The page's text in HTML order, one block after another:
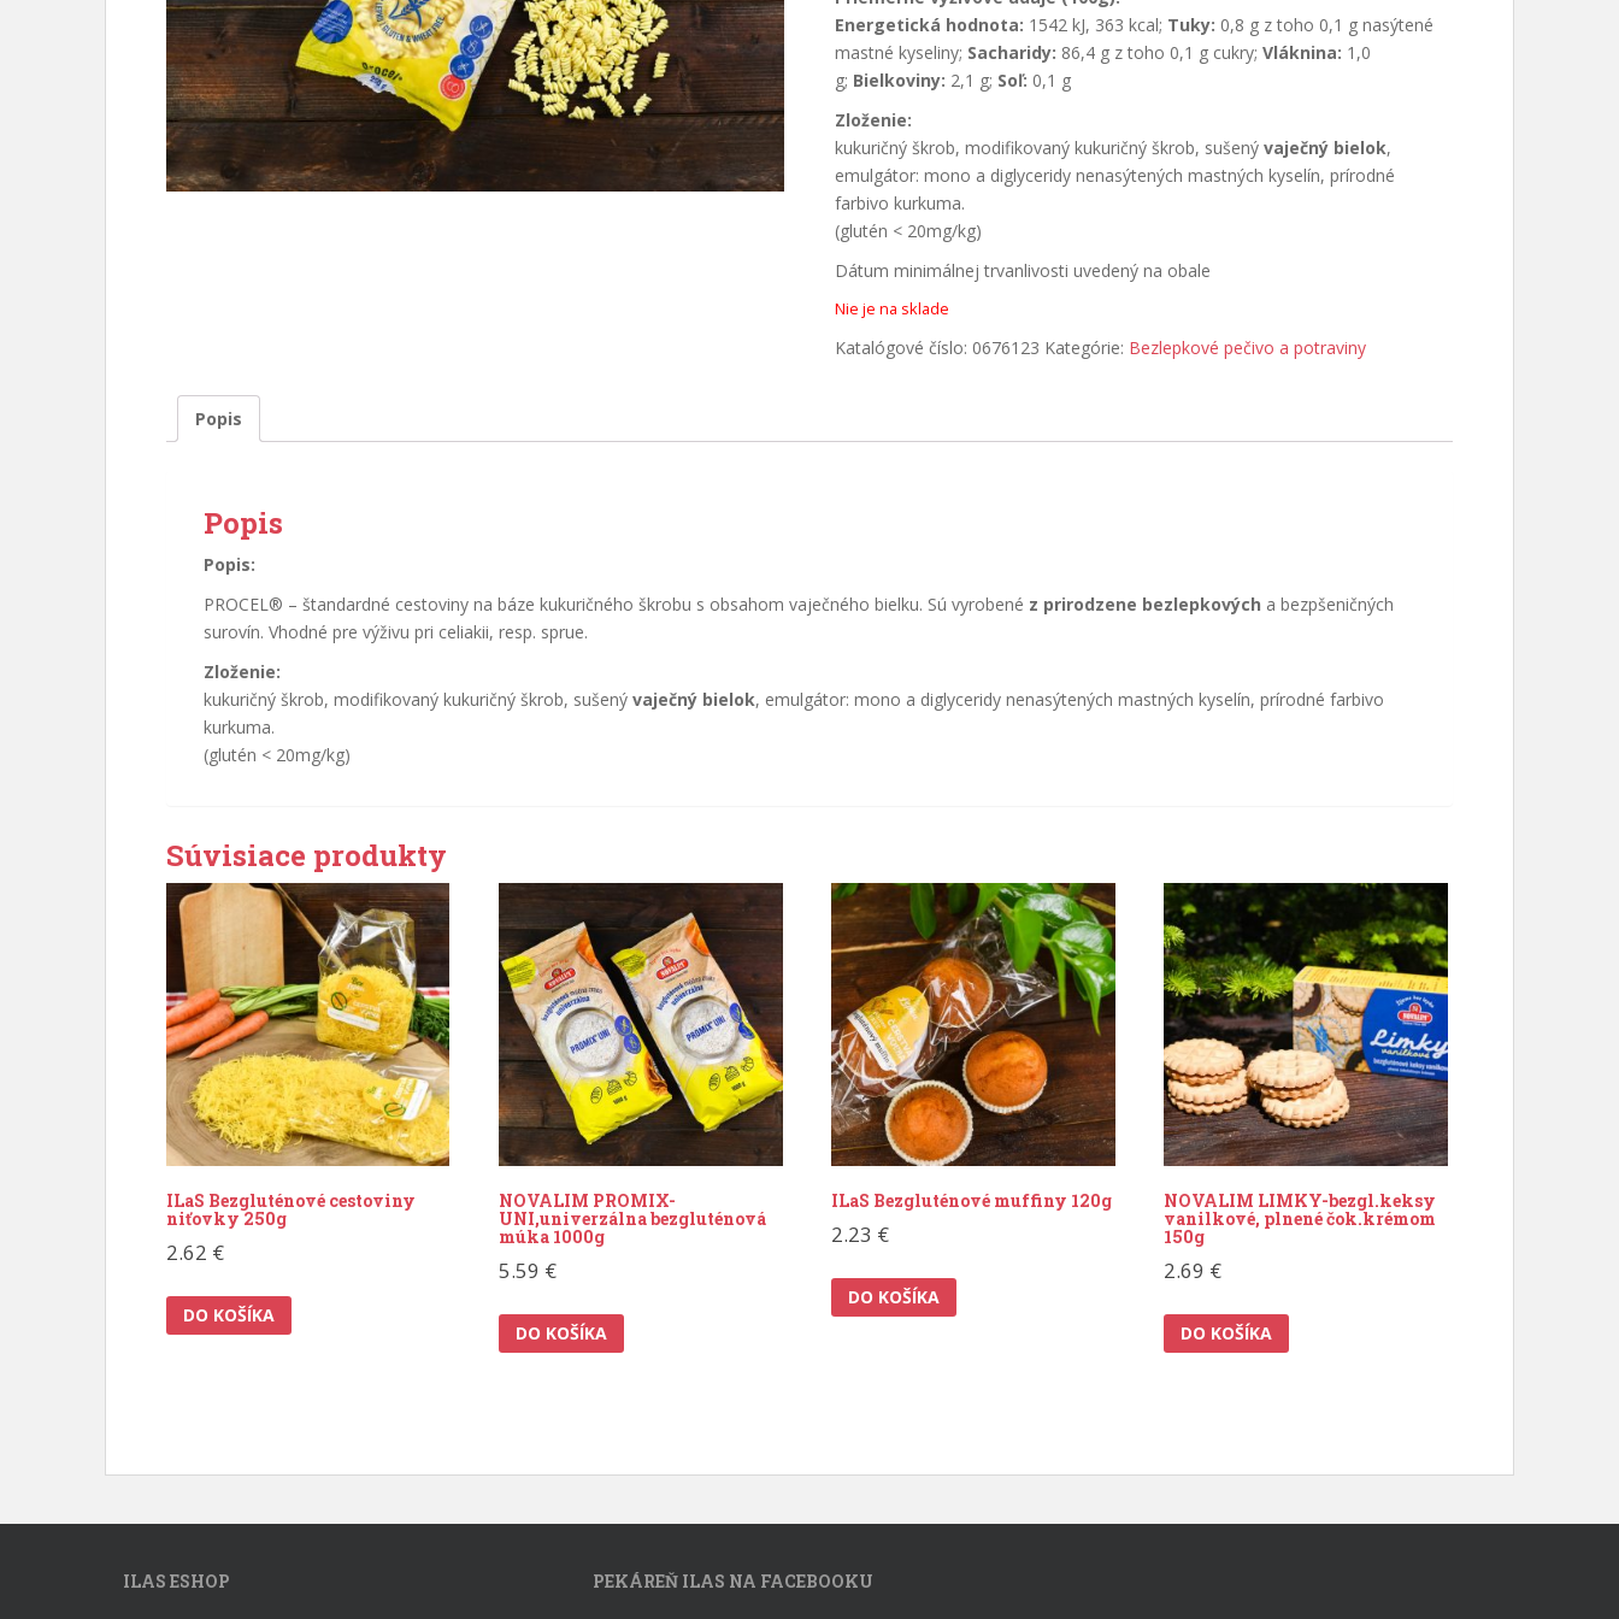
Energetická hodnota: 1542 kJ, 363 kcal; Tuky: 0,8 g z toho 0,1 g nasýtené
mastné kyseliny; Sacharidy: 86,4 g z toho 0,1 g cukry;Vláknina: 1,0
g; Bielkoviny: 2,1 g; Soľ: 0,1 g
Zloženie:
kukuričný škrob, modifikovaný kukuričný škrob, sušenývaječný bielok,
emulgátor: mono a diglyceridy nenasýtených mastných kyselín, prírodné
farbivo kurkuma.
(glutén < 20mg/kg)
Dátum minimálnej trvanlivosti uvedený na obale
Nie je na sklade
Katalógové číslo: 0676123 Kategórie: Bezlepkové pečivo a potraviny
Popis
Popis
Popis:
PROCEL® – štandardné cestoviny na báze kukuričného škrobu s obsahom vaječného bielku. Sú vyrobené z prirodzene bezlepkových a bezpšeničných
surovín. Vhodné pre výživu pri celiakii, resp. sprue.
Zloženie:
kukuričný škrob, modifikovaný kukuričný škrob, sušený vaječný bielok, emulgátor: mono a diglyceridy nenasýtených mastných kyselín, prírodné farbivo
kurkuma.
(glutén < 20mg/kg)
Súvisiace produkty
ILaS Bezgluténové cestoviny
niťovky 250g
2.62 €
DO KOŠÍKA
NOVALIM PROMIX-
UNI,univerzálna bezgluténová
múka 1000g
5.59 €
DO KOŠÍKA
ILaS Bezgluténové muffiny 120g
2.23 €
DO KOŠÍKA
NOVALIM LIMKY-bezgl.keksy
vanilkové, plnené čok.krémom
150g
2.69 €
DO KOŠÍKA
ILAS ESHOP PEKÁREŇ ILAS NA FACEBOOKU